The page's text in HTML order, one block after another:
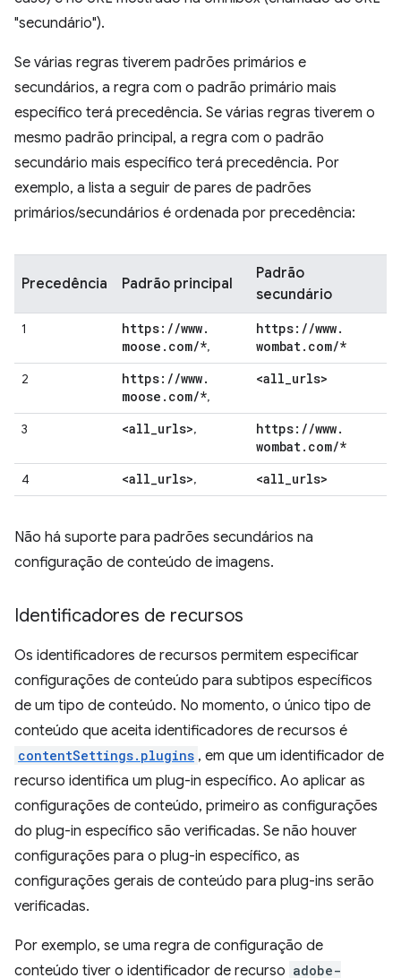
"secundário").
Se várias regras tiverem padrões primários e
secundários, a regra com o padrão primário mais
específico terá precedência. Se várias regras tiverem o
mesmo padrão principal, a regra com o padrão
secundário mais específico terá precedência. Por
exemplo, a lista a seguir de pares de padrões
primários/secundários é ordenada por precedência:
Precedência Padrão principal
Padrão
secundário
1 https: //www.
moose . com/*,
https: //www.
wombat. com/*
2 https: //www.
moose . com/*,
<all_urls>
3 <all_urls>, https: //www.
wombat. com/*
4 <all_urls>, <all_urls>
Não há suporte para padrões secundários na
configuração de conteúdo de imagens.
Identificadores de recursos
Os identificadores de recursos permitem especificar
configurações de conteúdo para subtipos específicos
de um tipo de conteúdo. No momento, o único tipo de
conteúdo que aceita identificadores de recursos é
contentSettings.plugins , em que um identificador de
recurso identifica um plug-in específico. Ao aplicar as
configurações de conteúdo, primeiro as configurações
do plug-in específico são verificadas. Se não houver
configurações para o plug-in específico, as
configurações gerais de conteúdo para plug-ins serão
verificadas.
Por exemplo, se uma regra de configuração de
conteúdo tiver o identificador de recurso adobe-